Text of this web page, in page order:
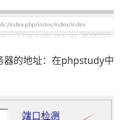
的地址：在phpstudy中